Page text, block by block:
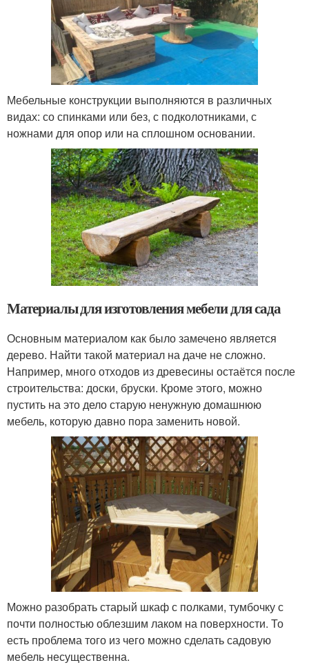
Мебельные конструкции выполняются в различных
видах: со спинками или без, с подколотниками, с
ножнами для опор или на сплошном основании.
Материалы для изготовления мебели для сада
Основным материалом как было замечено является
дерево. Найти такой материал на даче не сложно.
Например, много отходов из древесины остаётся после
строительства: доски, бруски. Кроме этого, можно
пустить на это дело старую ненужную домашнюю
мебель, которую давно пора заменить новой.
Можно разобрать старый шкаф с полками, тумбочку с
почти полностью облезшим лаком на поверхности. То
есть проблема того из чего можно сделать садовую
мебель несущественна.